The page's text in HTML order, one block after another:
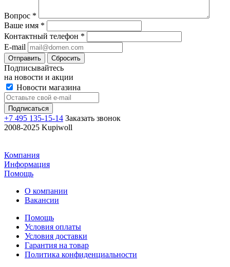
Вопрос *
Ваше имя *
Контактный телефон *
E-mail
Отправить Сбросить
Подписывайтесь
на новости и акции
Новости магазина
+7 495 135-15-14 Заказать звонок
2008-2025 Kupiwoll
Компания
Информация
Помощь
О компании
Вакансии
Помощь
Условия оплаты
Условия доставки
Гарантия на товар
Политика конфиденциальности